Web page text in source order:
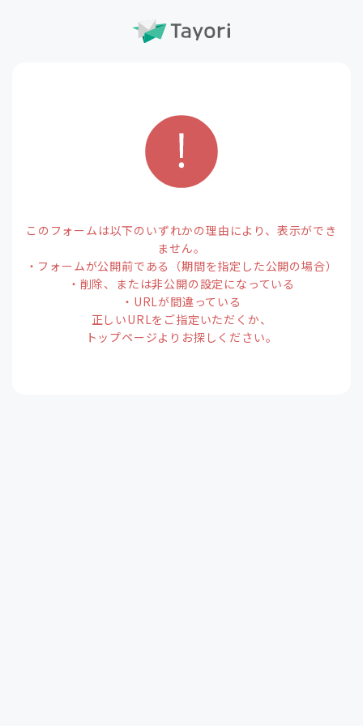
このフォームは以下のいずれかの理由により、表示ができ
ません。
・フォームが公開前である（期間を指定した公開の場合）
・削除、または非公開の設定になっている
・URLが間違っている
正しいURLをご指定いただくか、
トップページよりお探しください。